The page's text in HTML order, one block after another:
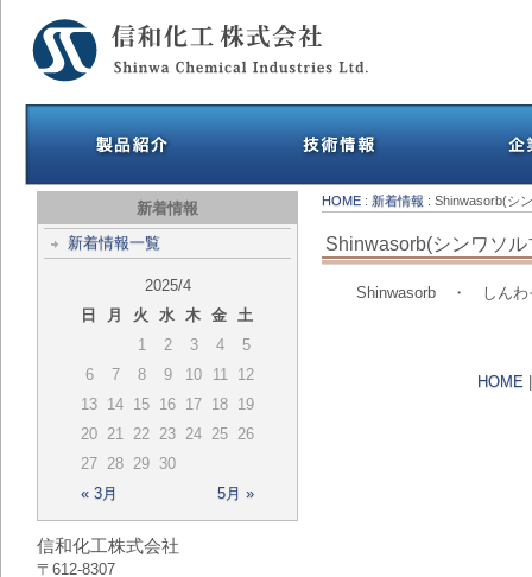
新着情報
新着情報一覧
2025/4
日
月 火 水 木 金
土
1
2 3 4
5
6
7 8 9 10 11
12
13 14 15 16 17 18 19
20 21 22 23 24 25 26
27 28 29 30
« 3月
5月 »
信和化工株式会社
〒612-8307
HOME : 新着情報 : Shinwasorb(シ
Shinwasorb(シンワソ
Shinwasorb ・ しん
HOME